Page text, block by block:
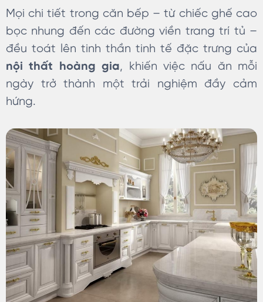
Mọi chi tiết trong căn bếp – từ chiếc ghế cao
bọc nhung đến các đường viền trang trí tủ –
đều toát lên tinh thần tinh tế đặc trưng của
nội thất hoàng gia, khiến việc nấu ăn mỗi
ngày trở thành một trải nghiệm đầy cảm
hứng.